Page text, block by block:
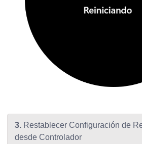
3. Restablecer Configuración de
desde Controlador